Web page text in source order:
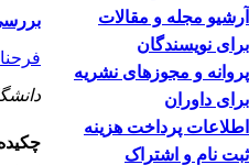
آرشیو مجله و مقالات
برای نویسندگان
پروانه و مجوزهای نشریه
برای داوران
اطلاعات پرداخت هزینه
ثبت نام و اشتراک